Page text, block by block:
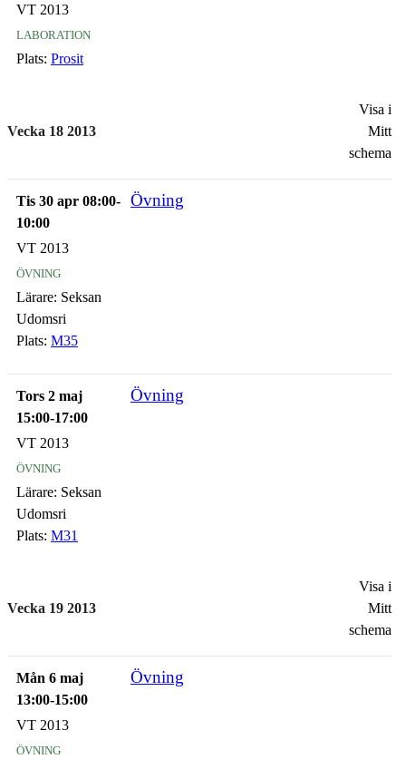
VT 2013
laboration
Plats: Prosit
Vecka 18 2013
Visa i
Mitt
schema
Tis 30 apr 08:00-
10:00
Övning
VT 2013
övning
Lärare: Seksan
Udomsri
Plats: M35
Tors 2 maj
15:00-17:00
Övning
VT 2013
övning
Lärare: Seksan
Udomsri
Plats: M31
Vecka 19 2013
Visa i
Mitt
schema
Mån 6 maj
13:00-15:00
Övning
VT 2013
övning